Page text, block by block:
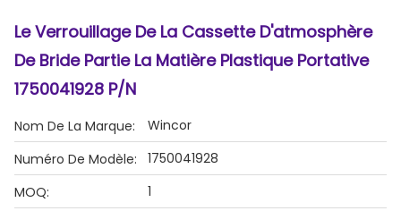
Le Verrouillage De La Cassette D'atmosphère
De Bride Partie La Matière Plastique Portative
1750041928 P/N
Nom De La Marque:
Wincor
Numéro De Modèle:
1750041928
MOQ:
1